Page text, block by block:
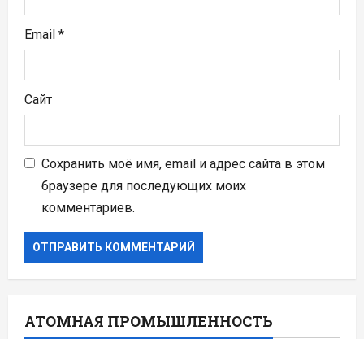
Email *
Сайт
Сохранить моё имя, email и адрес сайта в этом
браузере для последующих моих
комментариев.
АТОМНАЯ ПРОМЫШЛЕННОСТЬ